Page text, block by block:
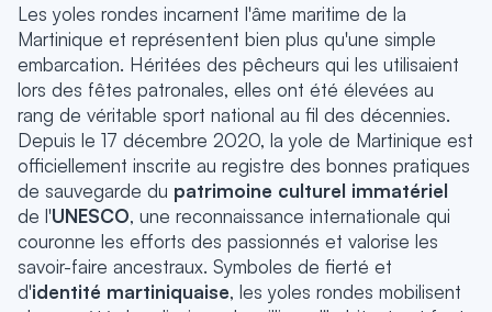
Les yoles rondes incarnent l'âme maritime de la
Martinique et représentent bien plus qu'une simple
embarcation. Héritées des pêcheurs qui les utilisaient
lors des fêtes patronales, elles ont été élevées au
rang de véritable sport national au fil des décennies.
Depuis le 17 décembre 2020, la yole de Martinique est
officiellement inscrite au registre des bonnes pratiques
de sauvegarde du patrimoine culturel immatériel
de l'UNESCO, une reconnaissance internationale qui
couronne les efforts des passionnés et valorise les
savoir-faire ancestraux. Symboles de fierté et
d'identité martiniquaise, les yoles rondes mobilisent